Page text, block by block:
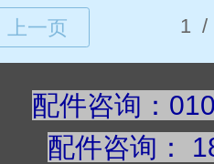
配件咨询：
配件咨询 ：